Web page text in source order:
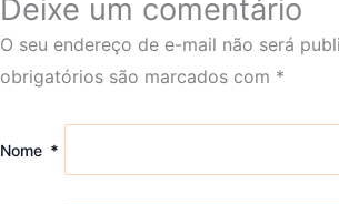
Deixe um comentário
O seu endereço de e-mail não será
obrigatórios são marcados com *
Nome *